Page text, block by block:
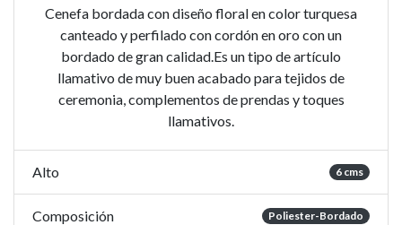
Cenefa bordada con diseño floral en color turquesa
canteado y perfilado con cordón en oro con un
bordado de gran calidad.Es un tipo de artículo
llamativo de muy buen acabado para tejidos de
ceremonia, complementos de prendas y toques
llamativos.
Alto 6 cms
Composición Poliester-Bordado